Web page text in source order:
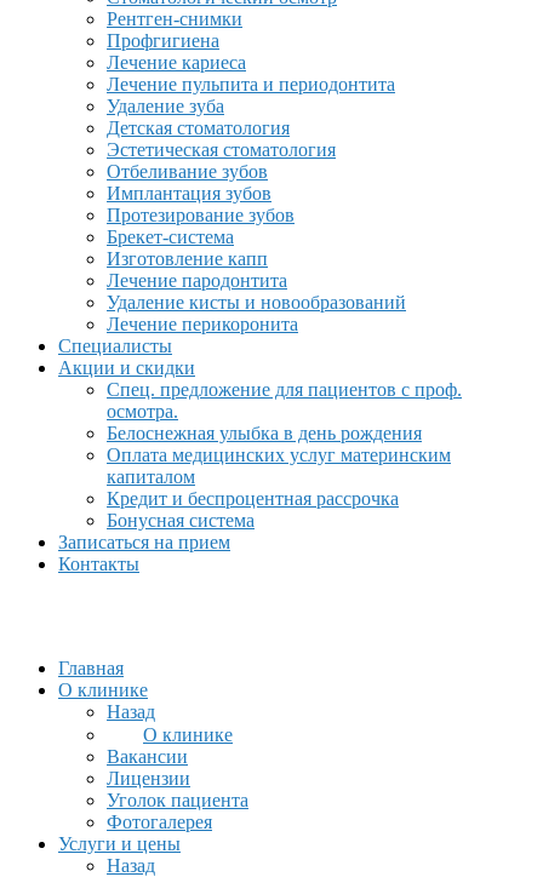
Рентген-снимки
Профгигиена
Лечение кариеса
Лечение пульпита и периодонтита
Удаление зуба
Детская стоматология
Эстетическая стоматология
Отбеливание зубов
Имплантация зубов
Протезирование зубов
Брекет-система
Изготовление капп
Лечение пародонтита
Удаление кисты и новообразований
Лечение перикоронита
Специалисты
Акции и скидки
Спец. предложение для пациентов с проф.
осмотра.
Белоснежная улыбка в день рождения
Оплата медицинских услуг материнским
капиталом
Кредит и беспроцентная рассрочка
Бонусная система
Записаться на прием
Контакты
Главная
О клинике
Назад
О клинике
Вакансии
Лицензии
Уголок пациента
Фотогалерея
Услуги и цены
Назад